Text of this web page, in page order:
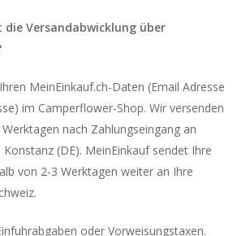
Versandabwicklung über
MeinEinkauf.ch-Daten (Email Adresse
im Camperflower-Shop. Wir versenden
nach Zahlungseingang an
(DE). MeinEinkauf sendet Ihre
von 2-3 Werktagen weiter an Ihre
oder Vorweisungstaxen.